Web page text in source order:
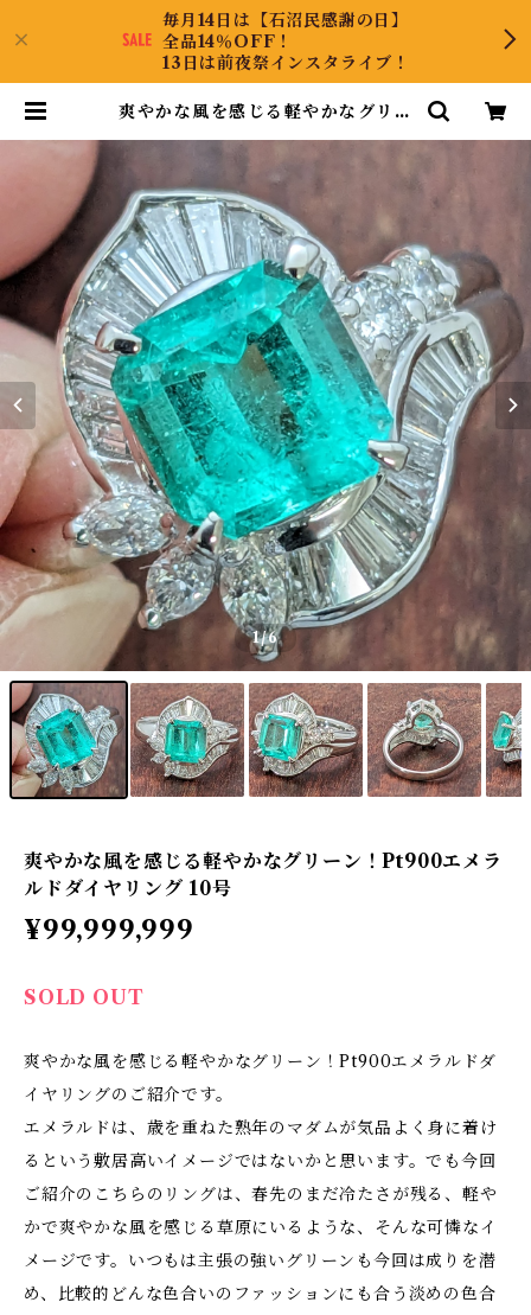
毎月14日は【石沼民感謝の日】
全品14％OFF！
13日は前夜祭インスタライブ！
爽やかな風を感じる軽やかなグリー
10号 | CollectJewel
1/6
爽やかな風を感じる軽やかなグリーン！Pt900エメラ
ルドダイヤリング 10号
¥99,999,999
SOLD OUT
爽やかな風を感じる軽やかなグリーン！Pt900エメラルドダ
イヤリングのご紹介です。
エメラルドは、歳を重ねた熟年のマダムが気品よく身に着け
るという敷居高いイメージではないかと思います。でも今回
ご紹介のこちらのリングは、春先のまだ冷たさが残る、軽や
かで爽やかな風を感じる草原にいるような、そんな可憐なイ
メージです。いつもは主張の強いグリーンも今回は成りを潜
め、比較的どんな色合いのファッションにも合う淡めの色合